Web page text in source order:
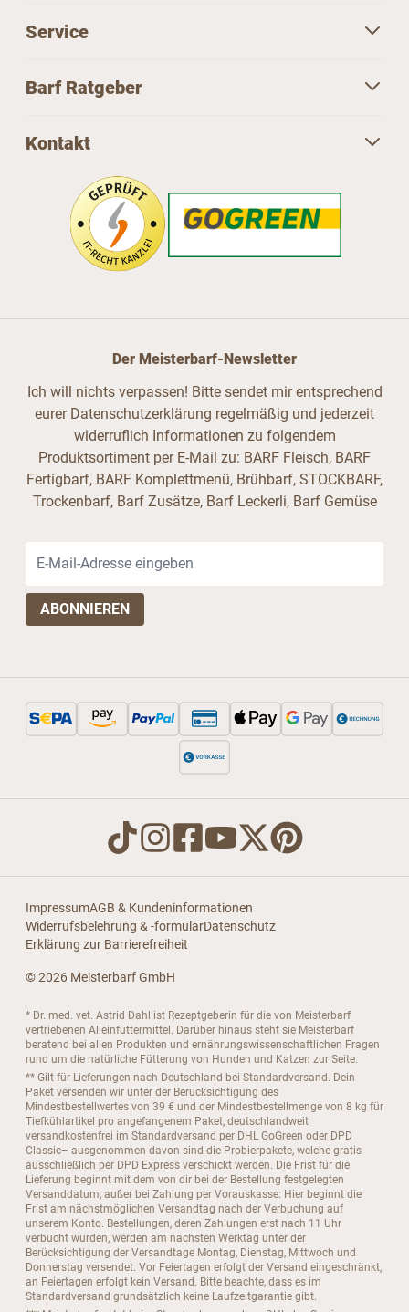
Service
Barf Ratgeber
Kontakt
Der Meisterbarf-Newsletter
Ich will nichts verpassen! Bitte sendet mir entsprechend
eurer Datenschutzerklärung regelmäßig und jederzeit
widerruflich Informationen zu folgendem
Produktsortiment per E-Mail zu: BARF Fleisch, BARF
Fertigbarf, BARF Komplettmenü, Brühbarf, STOCKBARF,
Trockenbarf, Barf Zusätze, Barf Leckerli, Barf Gemüse
ImpressumAGB & Kundeninformationen
Widerrufsbelehrung & -formularDatenschutz
Erklärung zur Barrierefreiheit
© 2026 Meisterbarf GmbH
* Dr. med. vet. Astrid Dahl ist Rezeptgeberin für die von Meisterbarf
vertriebenen Alleinfuttermittel. Darüber hinaus steht sie Meisterbarf
beratend bei allen Produkten und ernährungswissenschaftlichen Fragen
rund um die natürliche Fütterung von Hunden und Katzen zur Seite.
** Gilt für Lieferungen nach Deutschland bei Standardversand. Dein
Paket versenden wir unter der Berücksichtigung des
Mindestbestellwertes von 39 € und der Mindestbestellmenge von 8 kg für
Tiefkühlartikel pro angefangenem Paket, deutschlandweit
versandkostenfrei im Standardversand per DHL GoGreen oder DPD
Classic– ausgenommen davon sind die Probierpakete, welche gratis
ausschließlich per DPD Express verschickt werden. Die Frist für die
Lieferung beginnt mit dem von dir bei der Bestellung festgelegten
Versanddatum, außer bei Zahlung per Vorauskasse: Hier beginnt die
Frist am nächstmöglichen Versandtag nach der Verbuchung auf
unserem Konto. Bestellungen, deren Zahlungen erst nach 11 Uhr
verbucht wurden, werden am nächsten Werktag unter der
Berücksichtigung der Versandtage Montag, Dienstag, Mittwoch und
Donnerstag versendet. Vor Feiertagen erfolgt der Versand eingeschränkt,
an Feiertagen erfolgt kein Versand. Bitte beachte, dass es im
Standardversand grundsätzlich keine Laufzeitgarantie gibt.